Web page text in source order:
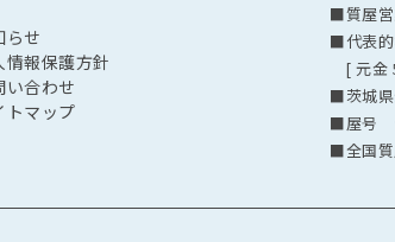
らせ
情報保護方針
い合わせ
トマップ
■質屋営
■代表的
[ 元金
■茨城
■屋号
■全国質